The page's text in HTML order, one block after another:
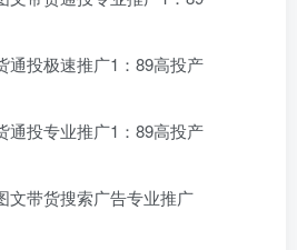
通投极速推广1：89高投产
通投专业推广1：89高投产
文带货搜索广告专业推广